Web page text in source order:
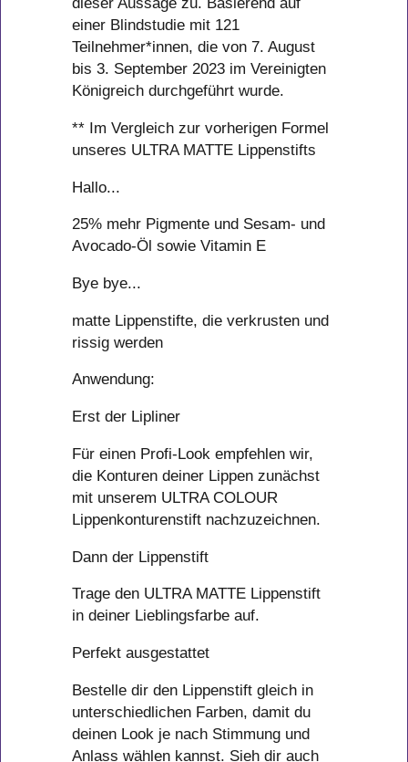
einer Blindstudie mit 121
Teilnehmer*innen, die von 7. August
bis 3. September 2023 im Vereinigten
Königreich durchgeführt wurde.
** Im Vergleich zur vorherigen Formel
unseres ULTRA MATTE Lippenstifts
Hallo...
25% mehr Pigmente und Sesam- und
Avocado-Öl sowie Vitamin E
Bye bye...
matte Lippenstifte, die verkrusten und
rissig werden
Anwendung:
Erst der Lipliner
Für einen Profi-Look empfehlen wir,
die Konturen deiner Lippen zunächst
mit unserem ULTRA COLOUR
Lippenkonturenstift nachzuzeichnen.
Dann der Lippenstift
Trage den ULTRA MATTE Lippenstift
in deiner Lieblingsfarbe auf.
Perfekt ausgestattet
Bestelle dir den Lippenstift gleich in
unterschiedlichen Farben, damit du
deinen Look je nach Stimmung und
Anlass wählen kannst. Sieh dir auch